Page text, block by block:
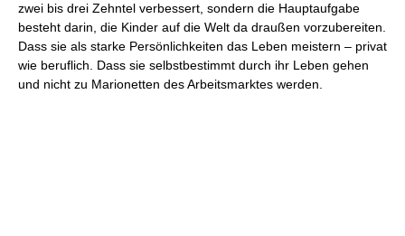
zwei bis drei Zehntel verbessert, sondern die Hauptaufgabe
besteht darin, die Kinder auf die Welt da draußen vorzubereiten.
Dass sie als starke Persönlichkeiten das Leben meistern – privat
wie beruflich. Dass sie selbstbestimmt durch ihr Leben gehen
und nicht zu Marionetten des Arbeitsmarktes werden.